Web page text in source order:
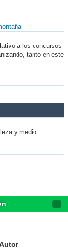
a los concursos
tanto en este
y medio
Autor